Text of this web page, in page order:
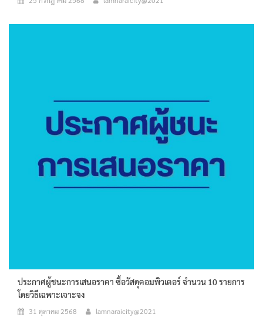
ประกาศผู้ชนะการเสนอราคา ซื้อวัสดุคอมพิวเตอร์ จำนวน 10 รายการ
โดยวิธีเฉพาะเจาะจง
31 ตุลาคม 2568 lamnaraicity@2021